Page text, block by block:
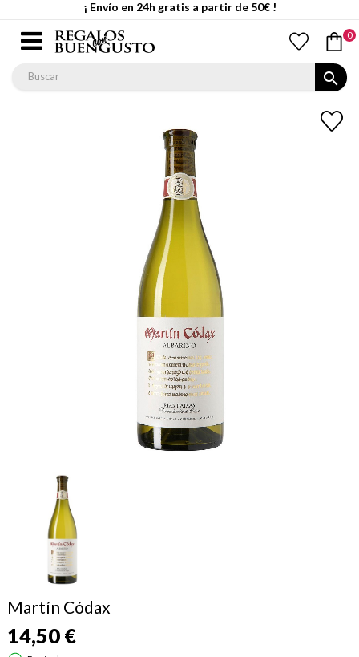
¡ Envío en 24h gratis a partir de 50€ !
0
search
Martín Códax
14,50 €